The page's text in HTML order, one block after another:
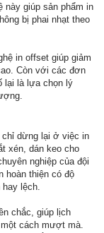
này giúp sản phẩm in
bị phai nhạt theo
in offset giúp giảm
Còn với các đơn
lại là lựa chọn lý
chỉ dừng lại ở việc in
xén, dán keo cho
nghiệp của đội
hoàn thiện có độ
lệch.
chắc, giúp lịch
cách mượt mà.